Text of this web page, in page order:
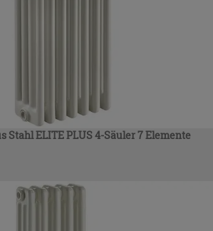
Stahl ELITE PLUS 4-Säuler 7 Elemente